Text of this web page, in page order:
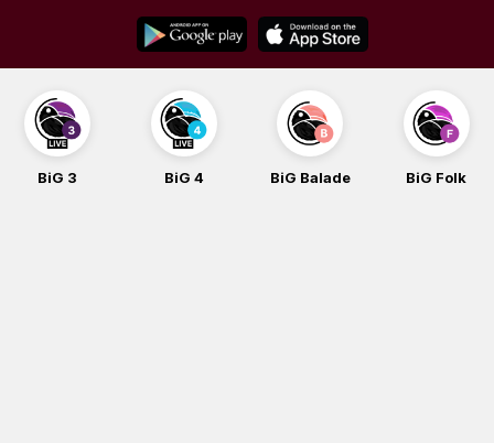
content
BiG 3 BiG 4 BiG Balade BiG Folk